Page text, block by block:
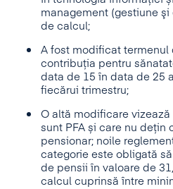
management (gestiune
de calcul;
A fost modificat
contribuția pentru
data de 15 în data de 25
fiecărui trimestru;
O altă modificare
sunt PFA și care nu dețin
pensionar; noile
categorie este obligată
de pensii în valoare de
calcul cuprinsă între